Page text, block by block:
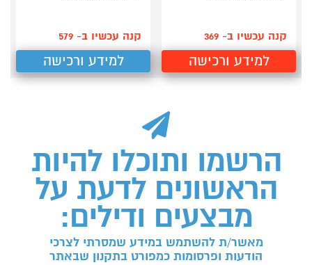
קנה עכשיו ב- 369
למידע ורכישה
קנה עכשיו ב- 579
למידע ורכישה
הרשמו ותוכלו להיות
הראשונים לדעת על
מבצעים ודילים:
מאשר/ת להשתמש במידע שמסרתי לצרכי
הודעות ופרסומות כמפורט בתקנון שבאתר